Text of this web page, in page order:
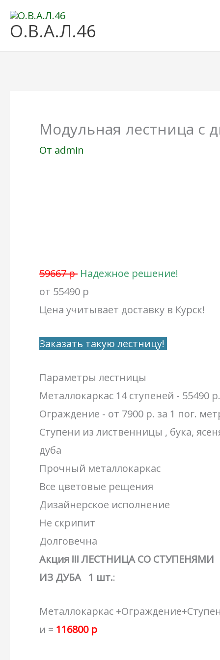
Перейти
О.В.А.Л.46
Модульная лестница с
От admin
59667 р Надежное решение!
от 55490 р
Цена учитывает доставку в Курск!
Заказать такую лестницу!
Параметры лестницы
Металлокаркас 14 ступеней - 55490 р.
Ограждение - от 7900 р. за 1 пог.
Ступени из лиственницы , бука,
дуба
Прочный металлокаркас
Все цветовые рещения
Дизайнерское исполнение
Не скрипит
Долговечна
Акция !!! ЛЕСТНИЦА СО СТУПЕНЯМИ
ИЗ ДУБА 1 шт.:
Металлокаркас
и = 116800 р